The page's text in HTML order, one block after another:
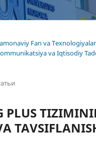
Fan va
va Iqtisodiy
PLUS